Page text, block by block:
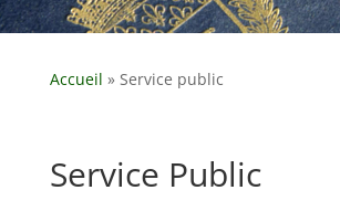
Accueil » Service public
Service Public